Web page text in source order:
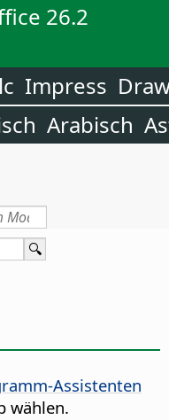
26.2
Impress
Arabisch
Assistenten
wählen.